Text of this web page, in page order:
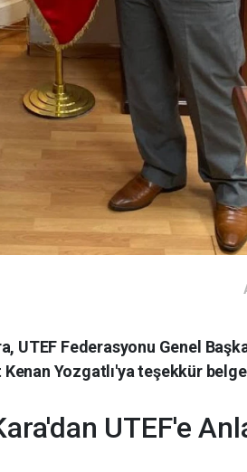
UTEF Federasyonu Genel
Yozgatlı'ya teşekkür
UTEF'e